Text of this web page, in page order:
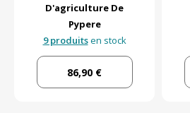
D'agriculture De
Pypere
9 produitsen stock
86,90 €